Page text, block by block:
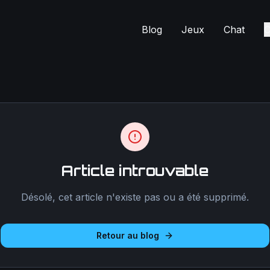
Blog Jeux Chat
Article introuvable
Désolé, cet article n'existe pas ou a été supprimé.
Retour au blog